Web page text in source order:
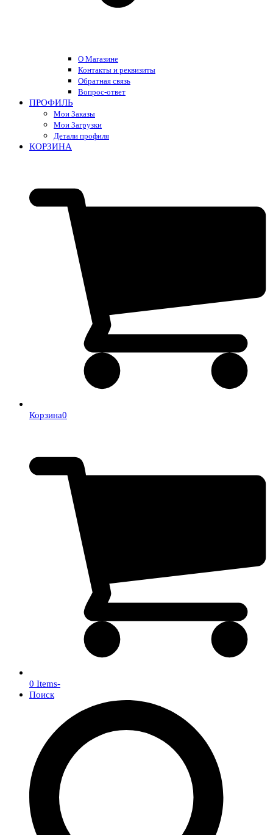
О Магазине
Контакты и реквизиты
Обратная связь
Вопрос-ответ
ПРОФИЛЬ
Мои Заказы
Мои Загрузки
Детали профиля
КОРЗИНА
Корзина0
0 Items-
Поиск